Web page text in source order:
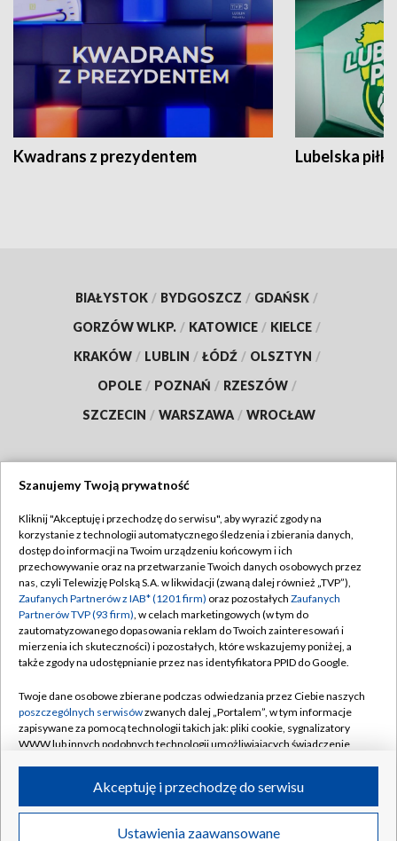
Kwadrans z prezydentem Lubelska piłka
BIAŁYSTOK / BYDGOSZCZ / GDAŃSK /
GORZÓW WLKP. / KATOWICE / KIELCE /
KRAKÓW / LUBLIN / ŁÓDŹ / OLSZTYN /
OPOLE / POZNAŃ / RZESZÓW /
SZCZECIN / WARSZAWA / WROCŁAW
TVP
Abonament TVP
Emisja w TVP
Centrum informacji TVP
Naziemna Telewizja Cyfrowa
Rada Programowa
System NOS
Informacje o nadawcy
Program dla prasy
Regulamin TVP
Polityka prywatności
Moje zgody
Pomoc
Kontakt
Kanały
©2026 Telewizja Polska S.A. w likwidacji
Szanujemy Twoją prywatność
Kliknij "Akceptuję i przechodzę do serwisu", aby wyrazić zgody na
korzystanie z technologii automatycznego śledzenia i zbierania danych,
dostęp do informacji na Twoim urządzeniu końcowym i ich
przechowywanie oraz na przetwarzanie Twoich danych osobowych przez
nas, czyli Telewizję Polską S.A. w likwidacji (zwaną dalej również „TVP”),
Zaufanych Partnerów z IAB* (1201 firm) oraz pozostałych Zaufanych
Partnerów TVP (93 firm), w celach marketingowych (w tym do
zautomatyzowanego dopasowania reklam do Twoich zainteresowań i
mierzenia ich skuteczności) i pozostałych, które wskazujemy poniżej, a
także zgody na udostępnianie przez nas identyfikatora PPID do Google.
Twoje dane osobowe zbierane podczas odwiedzania przez Ciebie naszych
poszczególnych serwisówzwanych dalej „Portalem”, w tym informacje
zapisywane za pomocą technologii takich jak: pliki cookie, sygnalizatory
WWW lub innych podobnych technologii umożliwiających świadczenie
ruchu w Internecie.
Twoje dane osobowe zbierane podczas odwiedzania przez Ciebie
Ustawienia zaawansowane
Akceptuję i przechodzę do serwisu